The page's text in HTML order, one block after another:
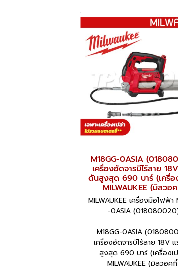
M18GG-0ASIA
เครื่องอัดจารบีไร้สาย
ดันสูงสุด 690 บาร์ (เครื่อ
MILWAUKEE (มิลวอ
MILWAUKEE เครื่องมือไฟฟ้า
-0ASIA
M18GG-0ASIA
เครื่องอัดจารบีไร้สาย 18V
สูงสุด 690 บาร์ (เครื่องเ
MILWAUKEE (มิลวอค